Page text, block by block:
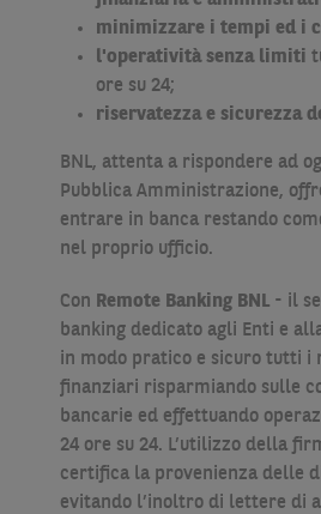
minimizzare i tempi ed i
l'operatività senza limiti
ore su 24;
riservatezza e sicurezza
BNL, attenta a rispondere ad
Pubblica Amministrazione,
entrare in banca restando
nel proprio ufficio.
Con Remote Banking BNL - il
banking dedicato agli Enti e
in modo pratico e sicuro tutti i
finanziari risparmiando sulle
bancarie ed effettuando
24 ore su 24. L’utilizzo della
certifica la provenienza delle
evitando l’inoltro di lettere di